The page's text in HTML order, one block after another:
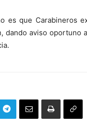
es que Carabineros
dando aviso oportuno